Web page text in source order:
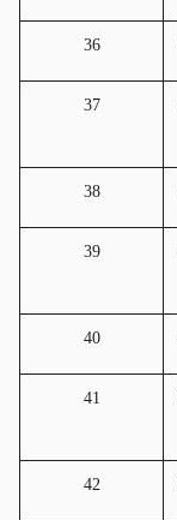
36
37
38
39
40
41
42